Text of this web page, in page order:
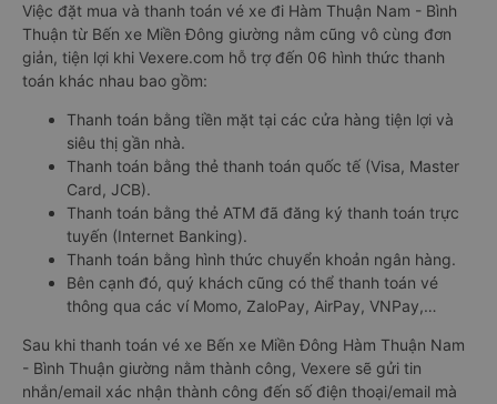
Việc đặt mua và thanh toán vé xe đi Hàm Thuận Nam - Bình
Thuận từ Bến xe Miền Đông giường nằm cũng vô cùng đơn
giản, tiện lợi khi Vexere.com hỗ trợ đến 06 hình thức thanh
toán khác nhau bao gồm:
Thanh toán bằng tiền mặt tại các cửa hàng tiện lợi và
siêu thị gần nhà.
Thanh toán bằng thẻ thanh toán quốc tế (Visa, Master
Card, JCB).
Thanh toán bằng thẻ ATM đã đăng ký thanh toán trực
tuyến (Internet Banking).
Thanh toán bằng hình thức chuyển khoản ngân hàng.
Bên cạnh đó, quý khách cũng có thể thanh toán vé
thông qua các ví Momo, ZaloPay, AirPay, VNPay,…
Sau khi thanh toán vé xe Bến xe Miền Đông Hàm Thuận Nam
- Bình Thuận giường nằm thành công, Vexere sẽ gửi tin
nhắn/email xác nhận thành công đến số điện thoại/email mà